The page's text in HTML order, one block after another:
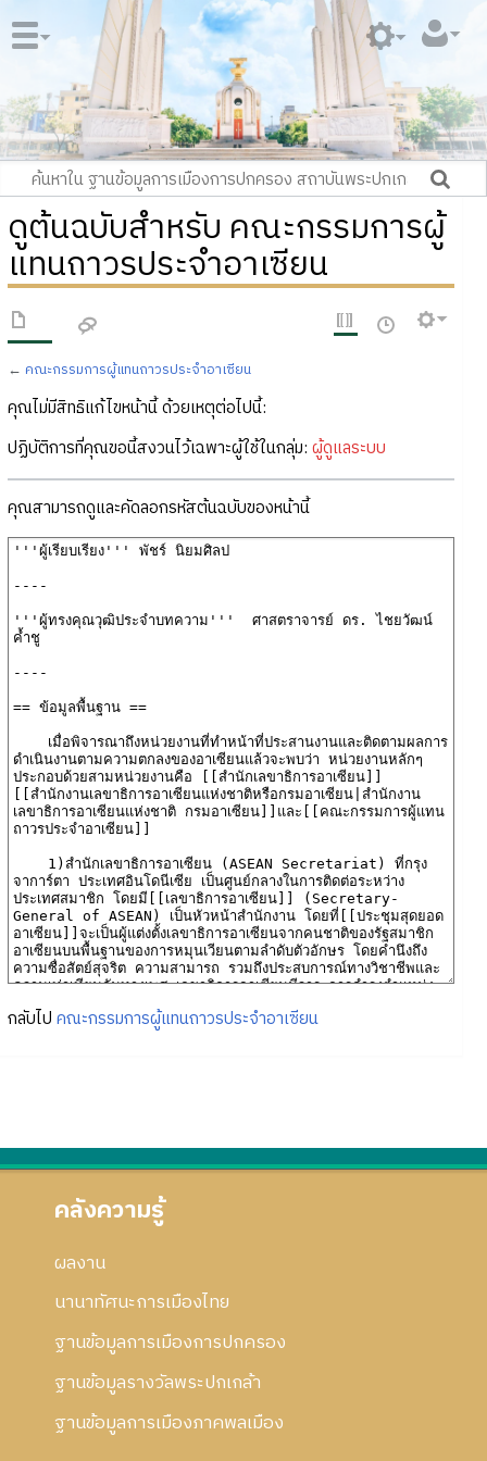
ดูต้นฉบับสำหรับ คณะกรรมการผู้
แทนถาวรประจำอาเซียน
← คณะกรรมการผู้แทนถาวรประจำอาเซียน
คุณไม่มีสิทธิแก้ไขหน้านี้ ด้วยเหตุต่อไปนี้:
ปฏิบัติการที่คุณขอนี้สงวนไว้เฉพาะผู้ใช้ในกลุ่ม: ผู้ดูแลระบบ
คุณสามารถดูและคัดลอกรหัสต้นฉบับของหน้านี้
กลับไป คณะกรรมการผู้แทนถาวรประจำอาเซียน
คลังความรู้
ผลงาน
นานาทัศนะการเมืองไทย
ฐานข้อมูลการเมืองการปกครอง
ฐานข้อมูลรางวัลพระปกเกล้า
ฐานข้อมูลการเมืองภาคพลเมือง